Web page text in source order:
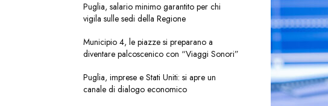
Puglia, salario minimo garantito per chi
vigila sulle sedi della Regione
Municipio 4, le piazze si preparano a
diventare palcoscenico con “Viaggi Sonori”
Puglia, imprese e Stati Uniti: si apre un
canale di dialogo economico